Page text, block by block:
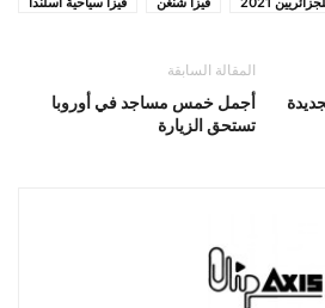
المقالة السابقة
أجمل خمس مساجد في أوروبا
تستحق الزيارة